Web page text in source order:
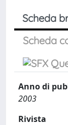
Scheda
Scheda
Anno di
2003
Rivista